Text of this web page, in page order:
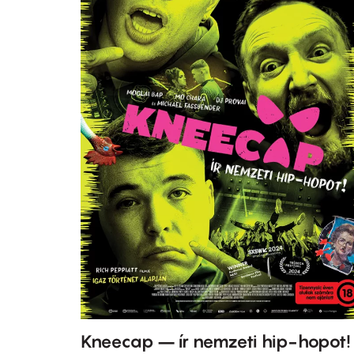
Kneecap – ír nemzeti hip-hopot!